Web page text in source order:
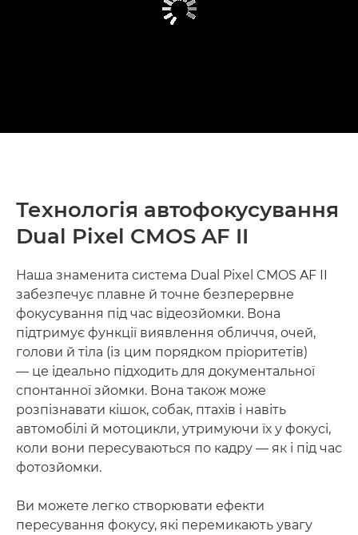
Технологія автофокусування
Dual Pixel CMOS AF II
Наша знаменита система Dual Pixel CMOS AF II
забезпечує плавне й точне безперервне
фокусування під час відеозйомки. Вона
підтримує функції виявлення обличчя, очей,
голови й тіла (із цим порядком пріоритетів)
— це ідеально підходить для документальної
спонтанної зйомки. Вона також може
розпізнавати кішок, собак, птахів і навіть
автомобілі й мотоцикли, утримуючи їх у фокусі,
коли вони пересуваються по кадру — як і під час
фотозйомки.
Ви можете легко створювати ефекти
пересування фокусу, які перемикають увагу